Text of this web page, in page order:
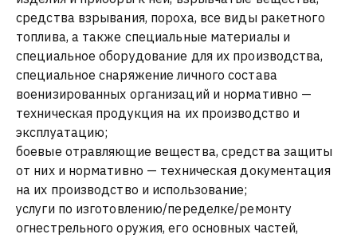
средства взрывания, пороха, все виды ракетного
топлива, а также специальные материалы и
специальное оборудование для их производства,
специальное снаряжение личного состава
военизированных организаций и нормативно —
техническая продукция на их производство и
эксплуатацию;
боевые отравляющие вещества, средства защиты
от них и нормативно — техническая документация
на их производство и использование;
услуги по изготовлению/переделке/ремонту
огнестрельного оружия, его основных частей,